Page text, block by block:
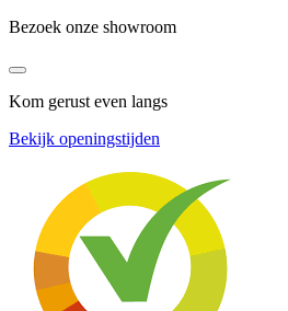
Bezoek onze showroom
Kom gerust even langs
Bekijk openingstijden